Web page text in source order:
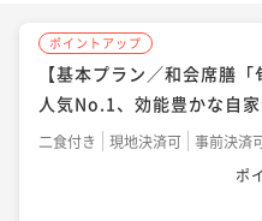
ポイントアップ
【基本プラン／和会席膳
人気No.1、効能豊かな自
「露天風呂付客室」
二食付き 現地決済可 事前決済
ポ